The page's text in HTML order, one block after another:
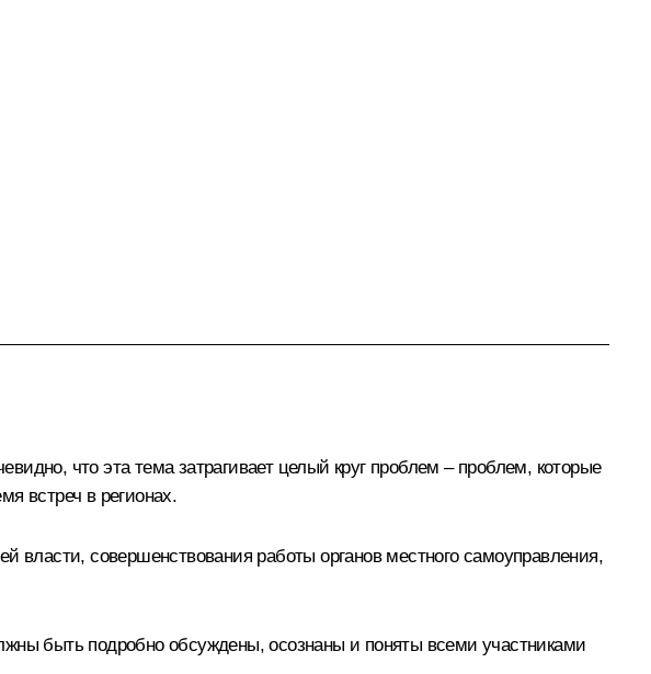
что эта тема затрагивает целый круг проблем – проблем, которые
встреч в регионах.
совершенствования работы органов местного самоуправления,
быть подробно обсуждены, осознаны и поняты всеми участниками